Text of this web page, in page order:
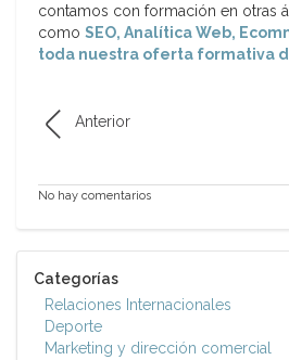
contamos con formación en otras
como SEO, Analítica Web,
toda nuestra oferta formativa
Anterior
No hay comentarios
Categorías
Relaciones Internacionales
Deporte
Marketing y dirección comercial